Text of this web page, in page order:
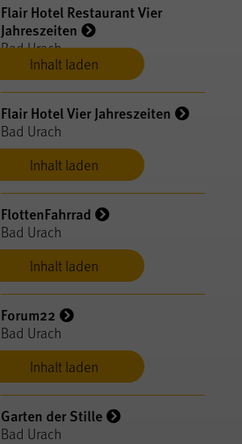
Inhalt laden
Flair Hotel Restaurant Vier
Jahreszeiten
Bad Urach
Inhalt laden
Flair Hotel Vier Jahreszeiten
Bad Urach
Inhalt laden
FlottenFahrrad
Bad Urach
Inhalt laden
Forum22
Bad Urach
Garten der Stille
Bad Urach